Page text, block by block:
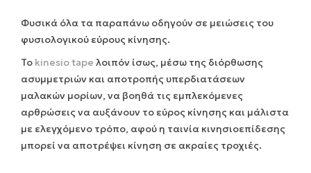
Φυσικά όλα τα παραπάνω οδηγούν σε μειώσεις του
φυσιολογικού εύρους κίνησης.
To kinesio tape λοιπόν ίσως, μέσω της διόρθωσης
ασυμμετριών και αποτροπής υπερδιατάσεων
μαλακών μορίων, να βοηθά τις εμπλεκόμενες
αρθρώσεις να αυξάνουν το εύρος κίνησης και μάλιστα
με ελεγχόμενο τρόπο, αφού η ταινία κινησιοεπίδεσης
μπορεί να αποτρέψει κίνηση σε ακραίες τροχιές.